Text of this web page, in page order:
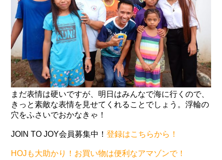
まだ表情は硬いですが、明日はみんなで海に行くので、
きっと素敵な表情を見せてくれることでしょう。浮輪の
穴をふさいでおかなきゃ！
JOIN TO JOY会員募集中！登録はこちらから！
HOJも大助かり！お買い物は便利なアマゾンで！